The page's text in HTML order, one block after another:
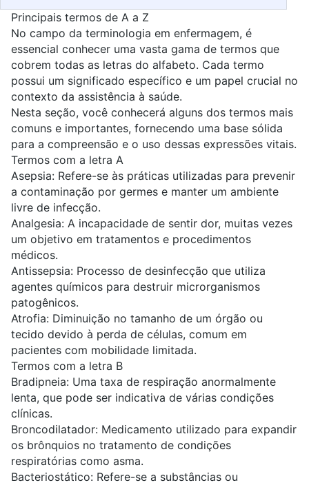
Principais termos de A a Z
No campo da terminologia em enfermagem, é
essencial conhecer uma vasta gama de termos que
cobrem todas as letras do alfabeto. Cada termo
possui um significado específico e um papel crucial no
contexto da assistência à saúde.
Nesta seção, você conhecerá alguns dos termos mais
comuns e importantes, fornecendo uma base sólida
para a compreensão e o uso dessas expressões vitais.
Termos com a letra A
Asepsia: Refere-se às práticas utilizadas para prevenir
a contaminação por germes e manter um ambiente
livre de infecção.
Analgesia: A incapacidade de sentir dor, muitas vezes
um objetivo em tratamentos e procedimentos
médicos.
Antissepsia: Processo de desinfecção que utiliza
agentes químicos para destruir microrganismos
patogênicos.
Atrofia: Diminuição no tamanho de um órgão ou
tecido devido à perda de células, comum em
pacientes com mobilidade limitada.
Termos com a letra B
Bradipneia: Uma taxa de respiração anormalmente
lenta, que pode ser indicativa de várias condições
clínicas.
Broncodilatador: Medicamento utilizado para expandir
os brônquios no tratamento de condições
respiratórias como asma.
Bacteriostático: Refere-se a substâncias ou